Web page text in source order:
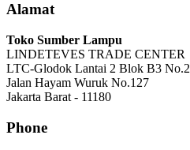
Alamat
Toko Sumber Lampu
LINDETEVES TRADE CENTER
LTC-Glodok Lantai 2 Blok B3 No.2
Jalan Hayam Wuruk No.127
Jakarta Barat - 11180
Phone